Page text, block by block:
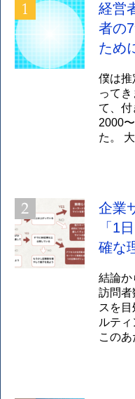
経営
者の
ため
僕は推
って
て、付
2000
た。
企業
「1
確な
結論か
訪問者
スを
ルテ
このあ